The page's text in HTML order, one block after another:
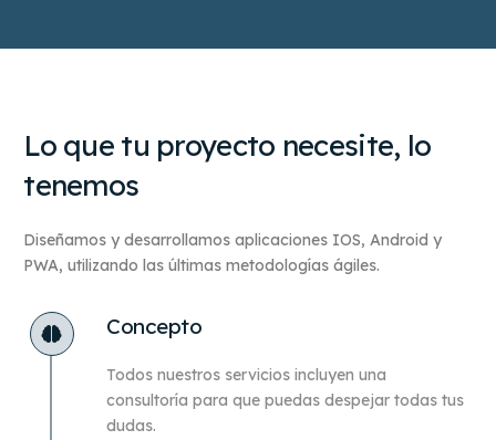
Lo que tu proyecto necesite, lo
tenemos
Diseñamos y desarrollamos aplicaciones IOS, Android y
PWA, utilizando las últimas metodologías ágiles.
Concepto
Todos nuestros servicios incluyen una
consultoría para que puedas despejar todas tus
dudas.